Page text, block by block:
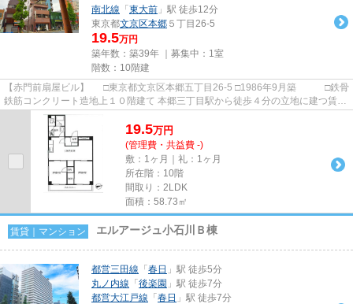
南北線 「 東大前 」駅 徒歩12分
東京都文京区本郷 ５丁目26-5
19.5万円
築年数：築39年 ｜募集中： 1室
階数：10階建
【赤門前扇屋ビル】 □東京都文京区本郷五丁目26-5 □1986年9月築 □鉄骨
鉄筋コンクリート造地上１０階建て 本郷三丁目駅から徒歩４分の立地に建つ賃貸
マンションのご紹介です...
19.5万円
(管理費・共益費 -)
敷：1ヶ月｜礼：1ヶ月
所在階：10階
間取り：2LDK
面積：58.73㎡
賃貸｜マンション エルアージュ小石川Ｂ棟
都営三田線 「 春日 」駅 徒歩5分
丸ノ内線 「 後楽園 」駅 徒歩7分
都営大江戸線 「 春日 」駅 徒歩7分